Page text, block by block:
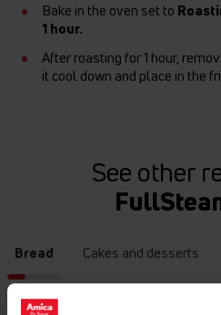
Bake in the oven set to
1 hour.
After roasting for 1 hour,
it cool down and place in the
See other
Bread Cakes and desserts